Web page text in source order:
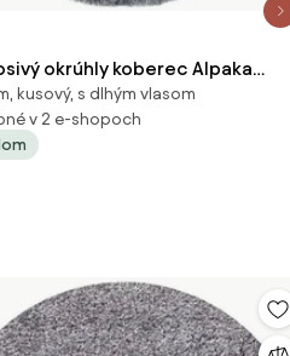
okrúhly koberec Alpaka
90 cm
kusový, s dlhým vlasom
v 2 e-shopoch